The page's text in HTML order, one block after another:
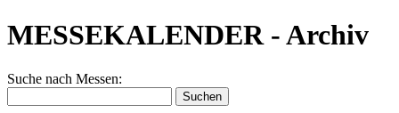
MESSEKALENDER - Archiv
Suche nach Messen: